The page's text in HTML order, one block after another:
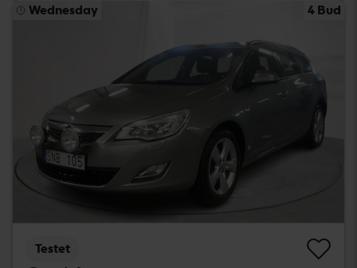
Wednesday 4 Bud
Testet